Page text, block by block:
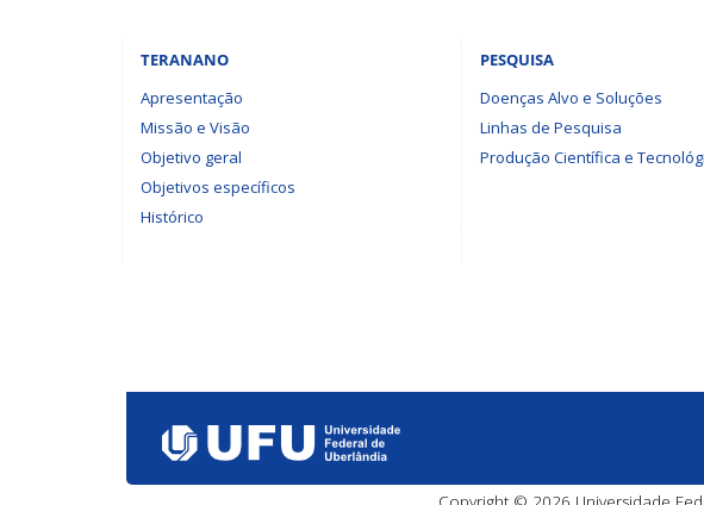
TERANANO
Apresentação
Missão e Visão
Objetivo geral
Objetivos específicos
Histórico
PESQUISA
Doenças Alvo e Soluções
Linhas de Pesquisa
Produção Científica e